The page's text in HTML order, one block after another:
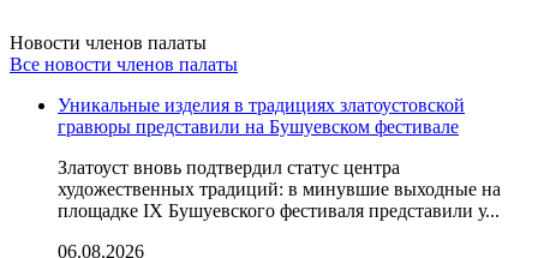
Новости членов палаты
Все новости членов палаты
Уникальные изделия в традициях златоустовской
гравюры представили на Бушуевском фестивале
Златоуст вновь подтвердил статус центра
художественных традиций: в минувшие выходные на
площадке IX Бушуевского фестиваля представили у...
06.08.2026